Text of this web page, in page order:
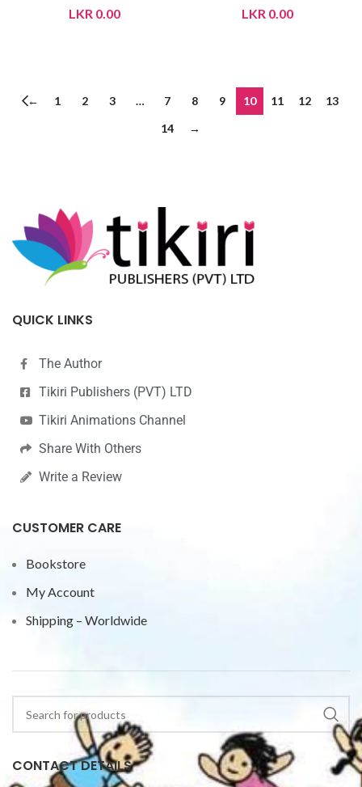
LKR 0.00 LKR 0.00
← 1 2 3 … 7 8 9 10 11 12
13
14
→
QUICK LINKS
The Author
Tikiri Publishers (PVT) LTD
Tikiri Animations Channel
Share With Others
Write a Review
CUSTOMER CARE
Bookstore
My Account
Shipping – Worldwide
CONTACT DETAILS